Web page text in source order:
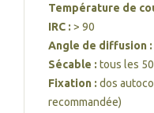
Température de
IRC : > 90
Angle de diffusion :
Sécable : tous les
Fixation : dos
recommandée)